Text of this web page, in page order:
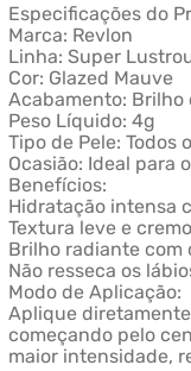
Especificações do
Marca: Revlon
Linha: Super
Cor: Glazed Mauve
Acabamento: Brilho
Peso Líquido: 4g
Tipo de Pele: Todos
Ocasião: Ideal para
Benefícios:
Hidratação intensa
Textura leve e
Brilho radiante com
Não resseca os
Modo de Aplicação:
Aplique
começando pelo
maior intensidade,